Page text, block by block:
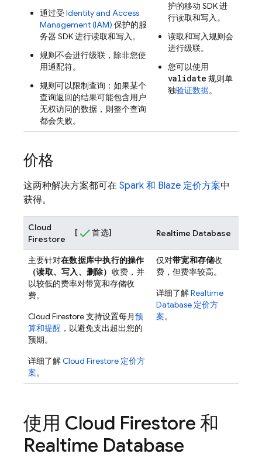
通过受 Identity and Access
Management (IAM) 保护的服
务器 SDK 进行读取和写入。
规则不会进行级联，除非您使
用通配符。
规则可以限制查询：如果某个
查询返回的结果可能包含用户
无权访问的数据，则整个查询
都会失败。
护的移动 SDK 进
行读取和写入。
读取和写入规则会
进行级联。
您可以使用
validate 规则单
独验证数据。
价格
这两种解决方案都可在 Spark 和 Blaze 定价方案中
获得。
Cloud
Firestore
[ 首选] Realtime Database
主要针对在数据库中执行的操作
（读取、写入、删除） 收费，并
以较低的费率对带宽和存储收
费。
Cloud Firestore支持设置每月预
算和提醒 ，以避免支出超出您的
预期。
详细了解Cloud Firestore 定价方
案。
仅对带宽和存储收
费，但费率较高。
详细了解Realtime
Database 定价方
案。
使用 Cloud Firestore 和
Realtime Database